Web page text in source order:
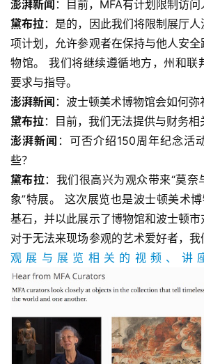
首
页
艺
坛
快
讯
澎湃新闻 ：目前，MFA有计划限制访问
黛布拉：是的，因此我们将限制展厅
项计划，允许参观者在保持与他人安
物馆。 我们将继续遵循地方，州和联
要求与指导。
澎湃新闻 ：波士顿美术博物馆会如何弥
黛布拉：目前，我们无法提供与财务相
澎湃新闻 ：可否介绍150周年纪念活
些？
黛布拉：我们很高兴为观众带来“莫
象”特展。 这次展览也是波士顿美术
基石，并以此展示了博物馆和波士顿
对于无法来现场参观的艺术爱好者，
观展与展览相关的视频、讲